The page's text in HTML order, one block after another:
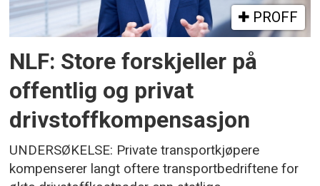
PROFF
NLF: Store forskjeller på
offentlig og privat
drivstoffkompensasjon
UNDERSØKELSE: Private transportkjøpere
kompenserer langt oftere transportbedriftene for